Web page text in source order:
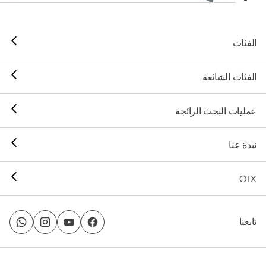
الفئات
الفئات الشائعة
عمليات البحث الرائجة
نبذة عنا
OLX
تابعنا